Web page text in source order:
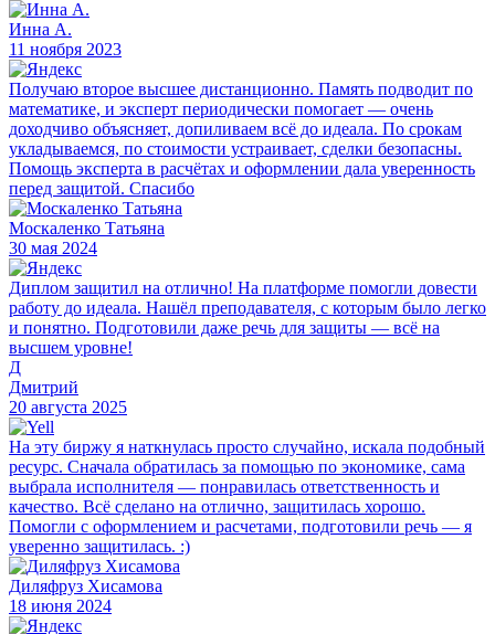
Инна А.
11 ноября 2023
Получаю второе высшее дистанционно. Память подводит по
математике, и эксперт периодически помогает — очень
доходчиво объясняет, допиливаем всё до идеала. По срокам
укладываемся, по стоимости устраивает, сделки безопасны.
Помощь эксперта в расчётах и оформлении дала уверенность
перед защитой. Спасибо
Москаленко Татьяна
30 мая 2024
Диплом защитил на отлично! На платформе помогли довести
работу до идеала. Нашёл преподавателя, с которым было легко
и понятно. Подготовили даже речь для защиты — всё на
высшем уровне!
Д
Дмитрий
20 августа 2025
На эту биржу я наткнулась просто случайно, искала подобный
ресурс. Сначала обратилась за помощью по экономике, сама
выбрала исполнителя — понравилась ответственность и
качество. Всё сделано на отлично, защитилась хорошо.
Помогли с оформлением и расчетами, подготовили речь — я
уверенно защитилась. :)
Диляфруз Хисамова
18 июня 2024